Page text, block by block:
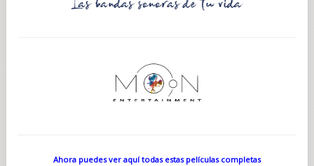
Ahora puedes ver aquí todas estas películas completas